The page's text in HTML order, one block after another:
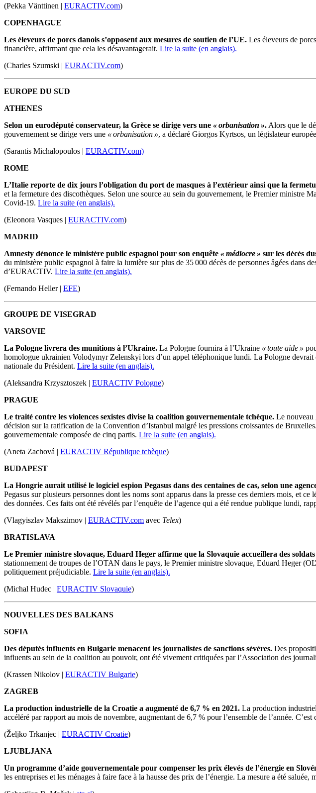
(Pekka Vänttinen | EURACTIV.com)
COPENHAGUE
Les éleveurs de porcs danois s’opposent aux mesures de soutien de l’UE. Les éleveurs de
financière, affirmant que cela les désavantagerait. Lire la suite (en anglais).
(Charles Szumski | EURACTIV.com)
EUROPE DU SUD
ATHENES
Selon un eurodéputé conservateur, la Grèce se dirige vers une « orbanisation ». Alors que le
gouvernement se dirige vers une « orbanisation », a déclaré Giorgos Kyrtsos, un législateur
(Sarantis Michalopoulos | EURACTIV.com)
ROME
L’Italie reporte de dix jours l’obligation du port de masques à l’extérieur ainsi que la
et la fermeture des discothèques. Selon une source au sein du gouvernement, le Premier ministre
Covid-19. Lire la suite (en anglais).
(Eleonora Vasques | EURACTIV.com)
MADRID
Amnesty dénonce le ministère public espagnol pour son enquête « médiocre » sur les décès
du ministère public espagnol à faire la lumière sur plus de 35 000 décès de personnes âgées dans
d’EURACTIV. Lire la suite (en anglais).
(Fernando Heller | EFE)
GROUPE DE VISEGRAD
VARSOVIE
La Pologne livrera des munitions à l’Ukraine. La Pologne fournira à l’Ukraine « toute aide »
homologue ukrainien Volodymyr Zelenskyi lors d’un appel téléphonique lundi. La Pologne devrait
nationale du Président. Lire la suite (en anglais).
(Aleksandra Krzysztoszek | EURACTIV Pologne)
PRAGUE
Le traité contre les violences sexistes divise la coalition gouvernementale tchèque. Le nouveau
décision sur la ratification de la Convention d’Istanbul malgré les pressions croissantes de Bruxelles.
gouvernementale composée de cinq partis. Lire la suite (en anglais).
(Aneta Zachová | EURACTIV République tchèque)
BUDAPEST
La Hongrie aurait utilisé le logiciel espion Pegasus dans des centaines de cas, selon une
Pegasus sur plusieurs personnes dont les noms sont apparus dans la presse ces derniers mois, et ce
des données. Ces faits ont été révélés par l’enquête de l’agence qui a été rendue publique lundi,
(Vlagyiszlav Makszimov | EURACTIV.com avec Telex)
BRATISLAVA
Le Premier ministre slovaque, Eduard Heger affirme que la Slovaquie accueillera des
stationnement de troupes de l’OTAN dans le pays, le Premier ministre slovaque, Eduard Heger(
politiquement préjudiciable. Lire la suite (en anglais).
(Michal Hudec | EURACTIV Slovaquie)
NOUVELLES DES BALKANS
SOFIA
Des députés influents en Bulgarie menacent les journalistes de sanctions sévères. Des
influents au sein de la coalition au pouvoir, ont été vivement critiquées par l’Association des
(Krassen Nikolov | EURACTIV Bulgarie)
ZAGREB
La production industrielle de la Croatie a augmenté de 6,7 % en 2021. La production
accéléré par rapport au mois de novembre, augmentant de 6,7 % pour l’ensemble de l’année. C’est
(Željko Trkanjec | EURACTIV Croatie)
LJUBLJANA
Un programme d’aide gouvernementale pour compenser les prix élevés de l’énergie en
les entreprises et les ménages à faire face à la hausse des prix de l’énergie. La mesure a été saluée,